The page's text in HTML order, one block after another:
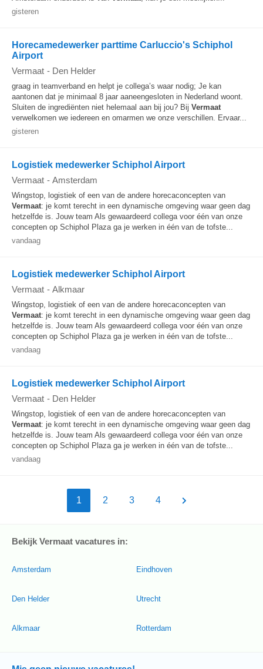
gisteren
Horecamedewerker parttime Carluccio's Schiphol
Airport
Vermaat - Den Helder
graag in teamverband en helpt je collega’s waar nodig; Je kan
aantonen dat je minimaal 8 jaar aaneengesloten in Nederland woont.
Sluiten de ingrediënten niet helemaal aan bij jou? Bij Vermaat
verwelkomen we iedereen en omarmen we onze verschillen. Ervaar...
gisteren
Logistiek medewerker Schiphol Airport
Vermaat - Amsterdam
Wingstop, logistiek of een van de andere horecaconcepten van
Vermaat: je komt terecht in een dynamische omgeving waar geen dag
hetzelfde is. Jouw team Als gewaardeerd collega voor één van onze
concepten op Schiphol Plaza ga je werken in één van de tofste...
vandaag
Logistiek medewerker Schiphol Airport
Vermaat - Alkmaar
Wingstop, logistiek of een van de andere horecaconcepten van
Vermaat: je komt terecht in een dynamische omgeving waar geen dag
hetzelfde is. Jouw team Als gewaardeerd collega voor één van onze
concepten op Schiphol Plaza ga je werken in één van de tofste...
vandaag
Logistiek medewerker Schiphol Airport
Vermaat - Den Helder
Wingstop, logistiek of een van de andere horecaconcepten van
Vermaat: je komt terecht in een dynamische omgeving waar geen dag
hetzelfde is. Jouw team Als gewaardeerd collega voor één van onze
concepten op Schiphol Plaza ga je werken in één van de tofste...
vandaag
1 2 3 4
Bekijk Vermaat vacatures in:
Amsterdam
Den Helder
Alkmaar
Eindhoven
Utrecht
Rotterdam